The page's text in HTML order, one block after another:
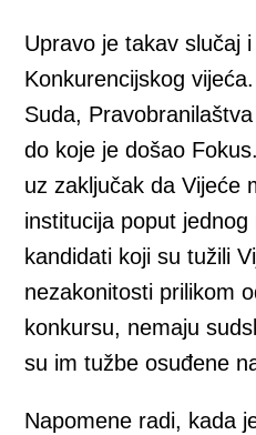
Upravo je takav slučaj
Konkurencijskog
Suda,
do koje je došao
uz zaključak da Vijeće
institucija poput
kandidati koji su tužili
nezakonitosti prilikom
konkursu, nemaju
su im tužbe osuđene
Napomene radi, kada